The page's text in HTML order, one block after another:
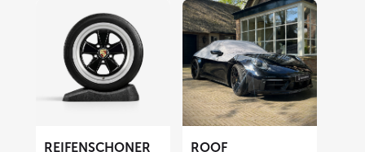
Reifenschoner
REIFENSCHONER
Mehr
lesen
über
ROOF
Autodachabdeckung
ROOF